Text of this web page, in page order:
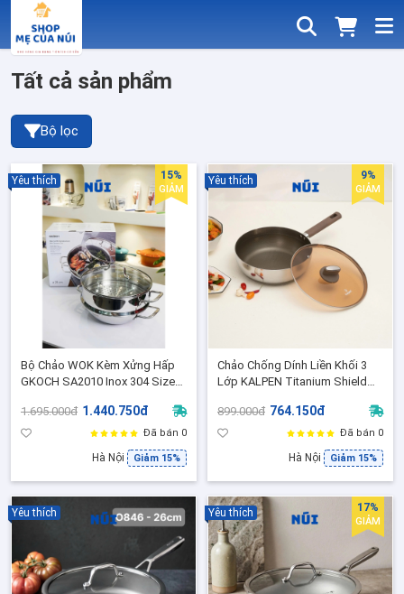
Tất cả sản phẩm
Bộ lọc
Bộ Chảo WOK Kèm Xửng Hấp
GKOCH SA2010 Inox 304 Size
Lớp, Hấp Chiên Xào Đa Năng
1.695.000đ 1.440.750đ
Đã bán 0
Hà Nội Giảm 15%
Yêu thích 15%
GIẢM
Chảo Chống Dính Liền Khối 3
Lớp KALPEN Titanium Shield
20/24/26/28cm Phủ Nano
Titanium Kèm Vung Kính
899.000đ 764.150đ
Đã bán 0
Hà Nội Giảm 15%
Yêu thích 9%
GIẢM
Yêu thích Yêu thích 17%
GIẢM